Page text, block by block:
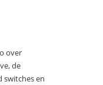
over
de
switches en